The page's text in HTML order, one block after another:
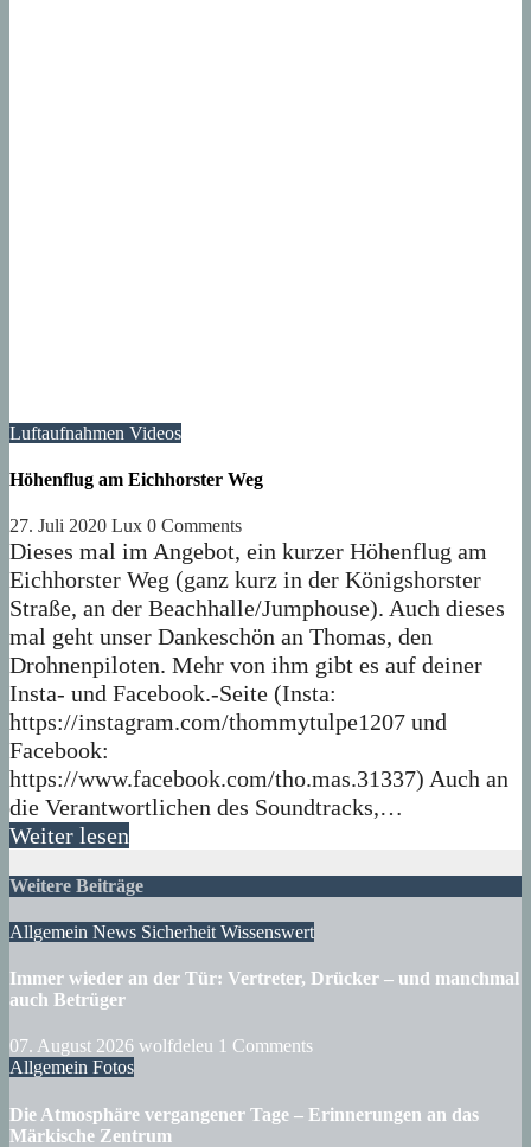
Luftaufnahmen Videos
Höhenflug am Eichhorster Weg
27. Juli 2020 Lux 0 Comments
Dieses mal im Angebot, ein kurzer Höhenflug am
Eichhorster Weg (ganz kurz in der Königshorster
Straße, an der Beachhalle/Jumphouse). Auch dieses
mal geht unser Dankeschön an Thomas, den
Drohnenpiloten. Mehr von ihm gibt es auf deiner
Insta- und Facebook.-Seite (Insta:
https://instagram.com/thommytulpe1207 und
Facebook:
https://www.facebook.com/tho.mas.31337) Auch an
die Verantwortlichen des Soundtracks,…
Weiter lesen
Weitere Beiträge
Allgemein News Sicherheit Wissenswert
Immer wieder an der Tür: Vertreter, Drücker – und manchmal
auch Betrüger
07. August 2026 wolfdeleu 1 Comments
Allgemein Fotos
Die Atmosphäre vergangener Tage – Erinnerungen an das
Märkische Zentrum